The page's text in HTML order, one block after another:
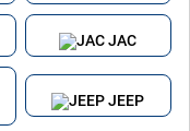
JAC
JEEP